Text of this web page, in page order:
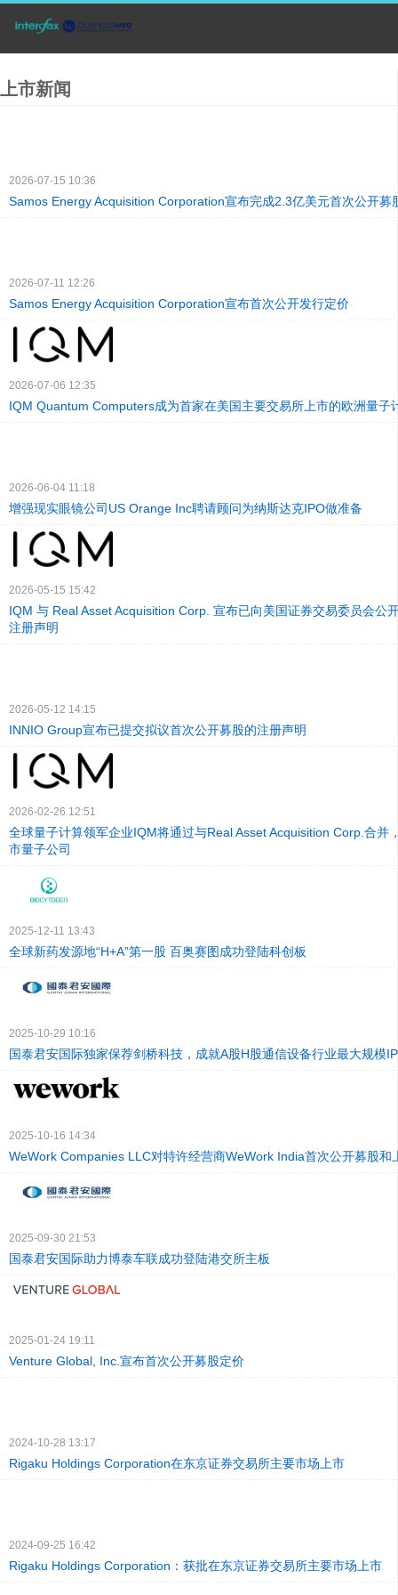
上市新闻
2026-07-15 10:36
Samos Energy Acquisition Corporation宣布完成2.3亿美元首次公开募
2026-07-11 12:26
Samos Energy Acquisition Corporation宣布首次公开发行定价
2026-07-06 12:35
IQM Quantum Computers成为首家在美国主要交易所上市的欧洲量子
2026-06-04 11:18
增强现实眼镜公司US Orange Inc聘请顾问为纳斯达克IPO做准备
2026-05-15 15:42
IQM 与 Real Asset Acquisition Corp. 宣布已向美国证券交易委员会公
注册声明
2026-05-12 14:15
INNIO Group宣布已提交拟议首次公开募股的注册声明
2026-02-26 12:51
全球量子计算领军企业IQM将通过与Real Asset Acquisition Corp.合并
市量子公司
2025-12-11 13:43
全球新药发源地“H+A”第一股 百奥赛图成功登陆科创板
2025-10-29 10:16
国泰君安国际独家保荐剑桥科技，成就A股H股通信设备行业最大规模
2025-10-16 14:34
WeWork Companies LLC对特许经营商WeWork India首次公开募股和
2025-09-30 21:53
国泰君安国际助力博泰车联成功登陆港交所主板
2025-01-24 19:11
Venture Global, Inc.宣布首次公开募股定价
2024-10-28 13:17
Rigaku Holdings Corporation在东京证券交易所主要市场上市
2024-09-25 16:42
Rigaku Holdings Corporation：获批在东京证券交易所主要市场上市